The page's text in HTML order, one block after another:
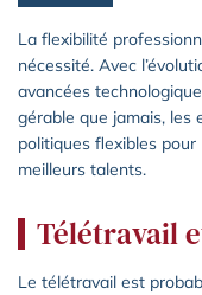
La flexibilité
nécessité. Avec
avancées
gérable que jamais, les
politiques flexibles
meilleurs talents.
Télétravail
Le télétravail est